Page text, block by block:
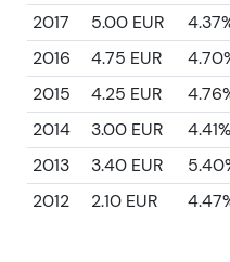
2017
5.00 EUR
2016
4.75 EUR
2015
4.25 EUR
2014
3.00 EUR
4.41%
2013
3.40 EUR
2012
2.10 EUR